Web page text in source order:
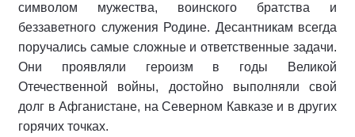
символом мужества, воинского братства и
беззаветного служения Родине. Десантникам всегда
поручались самые сложные и ответственные задачи.
Они проявляли героизм в годы Великой
Отечественной войны, достойно выполняли свой
долг в Афганистане, на Северном Кавказе и в других
горячих точках.